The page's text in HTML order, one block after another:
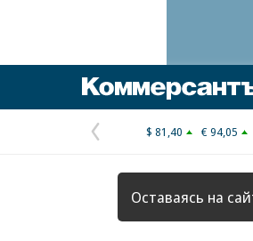
Предыдущая
страница
$ 81,40 € 94,05
Оставаясь на